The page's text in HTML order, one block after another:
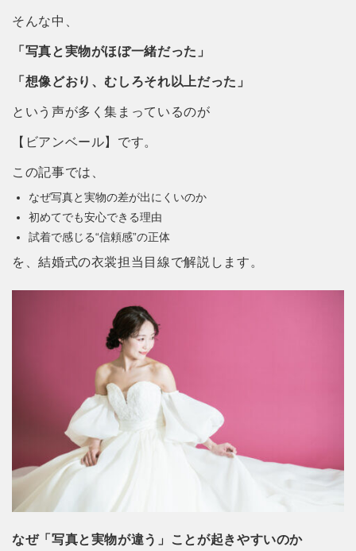
そんな中、
「写真と実物がほぼ一緒だった」
「想像どおり、むしろそれ以上だった」
という声が多く集まっているのが
【ビアンベール】です。
この記事では、
なぜ写真と実物の差が出にくいのか
初めてでも安心できる理由
試着で感じる“信頼感”の正体
を、結婚式の衣裳担当目線で解説します。
なぜ「写真と実物が違う」ことが起きやすいのか